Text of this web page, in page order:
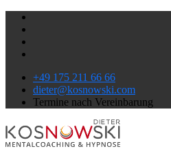
+49 175 211 66 66
dieter@kosnowski.com
Termine nach Vereinbarung